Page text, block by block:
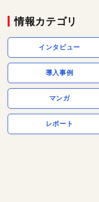
情報カテゴリ
インタビュー
導入事例
マンガ
レポート